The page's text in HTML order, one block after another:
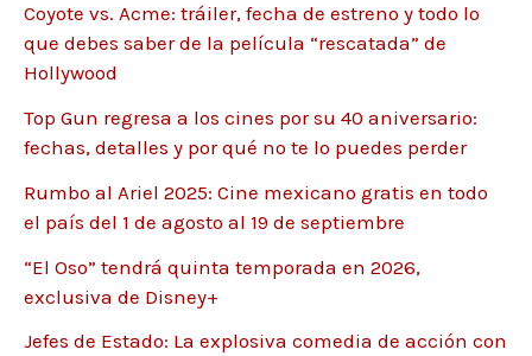
Coyote vs. Acme: tráiler, fecha de estreno y todo lo
que debes saber de la película “rescatada” de
Hollywood
Top Gun regresa a los cines por su 40 aniversario:
fechas, detalles y por qué no te lo puedes perder
Rumbo al Ariel 2025: Cine mexicano gratis en todo
el país del 1 de agosto al 19 de septiembre
“El Oso” tendrá quinta temporada en 2026,
exclusiva de Disney+
Jefes de Estado: La explosiva comedia de acción con